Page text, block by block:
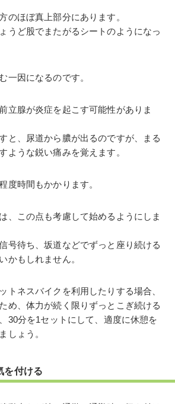
のほぼ真上部分にあります。
うど股でまたがるシートのようになっ
一因になるのです。
立腺が炎症を起こす可能性がありま
と、尿道から膿が出るのですが、まる
ような鋭い痛みを覚えます。
度時間もかかります。
、この点も考慮して始めるようにしま
号待ち、坂道などでずっと座り続ける
かもしれません。
トネスバイクを利用したりする場合、
め、体力が続く限りずっとこぎ続ける
30分を1セットにして、適度に休憩を
しょう。
を付ける